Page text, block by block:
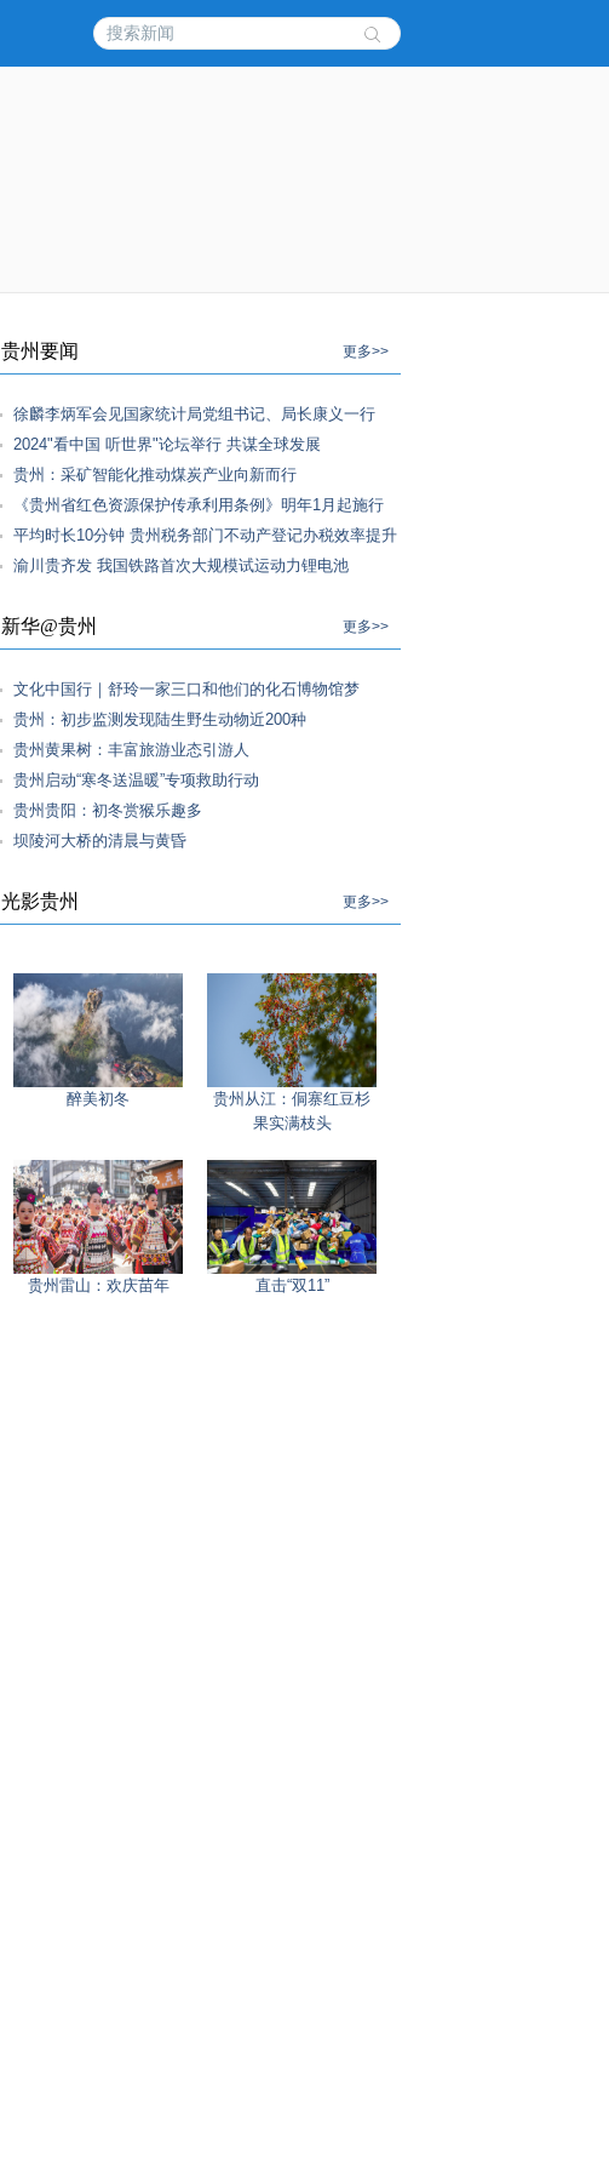
贵州要闻 更多>>
徐麟李炳军会见国家统计局党组书记、局长康义一行
2024"看中国 听世界"论坛举行 共谋全球发展
贵州：采矿智能化推动煤炭产业向新而行
《贵州省红色资源保护传承利用条例》明年1月起施行
平均时长10分钟 贵州税务部门不动产登记办税效率提升
渝川贵齐发 我国铁路首次大规模试运动力锂电池
新华@贵州 更多>>
文化中国行｜舒玲一家三口和他们的化石博物馆梦
贵州：初步监测发现陆生野生动物近200种
贵州黄果树：丰富旅游业态引游人
贵州启动“寒冬送温暖”专项救助行动
贵州贵阳：初冬赏猴乐趣多
坝陵河大桥的清晨与黄昏
光影贵州 更多>>
醉美初冬
贵州从江：侗寨红豆杉
果实满枝头
贵州雷山：欢庆苗年 直击“双11”